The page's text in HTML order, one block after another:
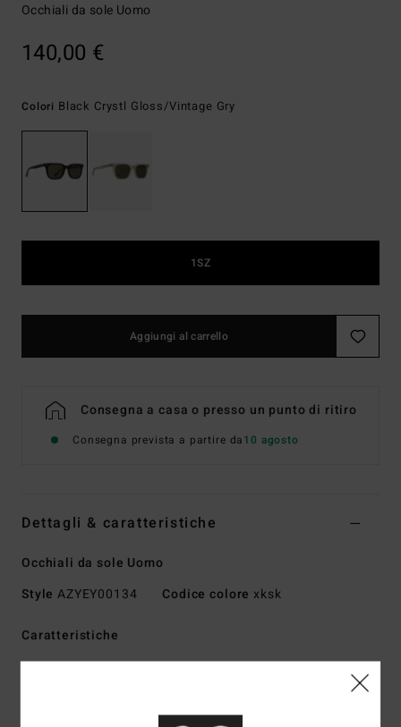
Occhiali da sole Uomo
140,00 €
Colori Black Crystl Gloss/vintage Gry
1SZ
Aggiungi al carrello
Consegna a casa o presso un punto di ritiro
Consegna prevista a partire da10 agosto
Dettagli & caratteristiche
Occhiali da sole Uomo
Style AZYEY00134 Codice colore xksk
Caratteristiche
tessuto in misto di acetato, acrilico, rame e
100% protezione UV